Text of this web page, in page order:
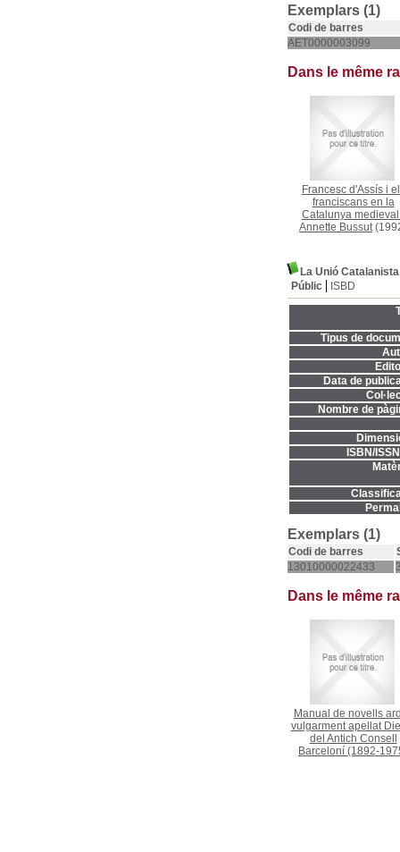
Exemplars (1)
Codi de barres
AET0000003099
Dans le même
Francesc d'Assís i
franciscans en la
Catalunya medieval
Annette Bussut
La Unió
Públic
ISBD
Tipus de
Data de
Nombre de
ISBN/
Exemplars (1)
Codi de barres
13010000022433
Dans le même
Manual de novells
vulgarment apellat
del Antich Consell
Barceloní (1892-